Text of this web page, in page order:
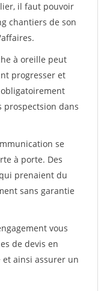
il faut pouvoir
chantiers de son
à oreille peut
progresser et
prospectsion dans
se
à porte. Des
prenaient du
sans garantie
vous
de devis en
ainsi assurer un